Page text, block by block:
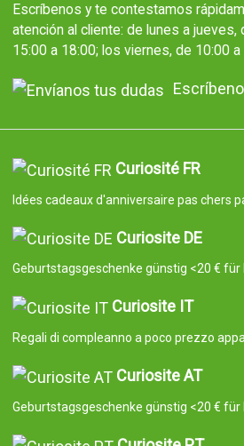
Escríbenos y te contestamos
atención al cliente: de lunes a jueves,
15:00 a 18:00; los viernes, de 10:00 a
Curiosité FR
Idées cadeaux d'anniversaire pas chers
Curiosite DE
Geburtstagsgeschenke günstig <20 €
Curiosite IT
Regali di compleanno a poco prezzo
Curiosite AT
Geburtstagsgeschenke günstig <20 €